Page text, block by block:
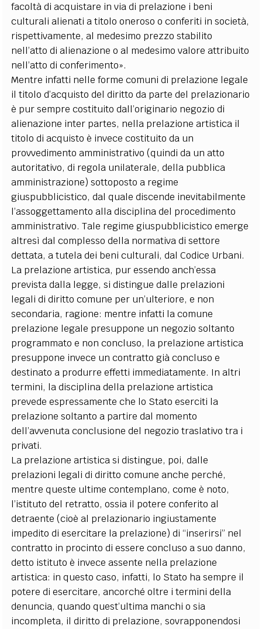
facoltà di acquistare in via di prelazione i beni
culturali alienati a titolo oneroso o conferiti in società,
rispettivamente, al medesimo prezzo stabilito
nell’atto di alienazione o al medesimo valore attribuito
nell’atto di conferimento».
Mentre infatti nelle forme comuni di prelazione legale
il titolo d’acquisto del diritto da parte del prelazionario
è pur sempre costituito dall’originario negozio di
alienazione inter partes, nella prelazione artistica il
titolo di acquisto è invece costituito da un
provvedimento amministrativo (quindi da un atto
autoritativo, di regola unilaterale, della pubblica
amministrazione) sottoposto a regime
giuspubblicistico, dal quale discende inevitabilmente
l’assoggettamento alla disciplina del procedimento
amministrativo. Tale regime giuspubblicistico emerge
altresì dal complesso della normativa di settore
dettata, a tutela dei beni culturali, dal Codice Urbani.
La prelazione artistica, pur essendo anch’essa
prevista dalla legge, si distingue dalle prelazioni
legali di diritto comune per un’ulteriore, e non
secondaria, ragione: mentre infatti la comune
prelazione legale presuppone un negozio soltanto
programmato e non concluso, la prelazione artistica
presuppone invece un contratto già concluso e
destinato a produrre effetti immediatamente. In altri
termini, la disciplina della prelazione artistica
prevede espressamente che lo Stato eserciti la
prelazione soltanto a partire dal momento
dell’avvenuta conclusione del negozio traslativo tra i
privati.
La prelazione artistica si distingue, poi, dalle
prelazioni legali di diritto comune anche perché,
mentre queste ultime contemplano, come è noto,
l’istituto del retratto, ossia il potere conferito al
detraente (cioè al prelazionario ingiustamente
impedito di esercitare la prelazione) di “inserirsi” nel
contratto in procinto di essere concluso a suo danno,
detto istituto è invece assente nella prelazione
artistica: in questo caso, infatti, lo Stato ha sempre il
potere di esercitare, ancorché oltre i termini della
denuncia, quando quest’ultima manchi o sia
incompleta, il diritto di prelazione, sovrapponendosi